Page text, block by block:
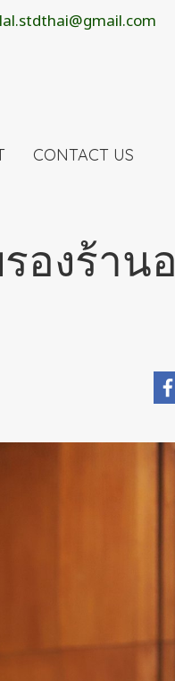
CONTACT US
องร้าน